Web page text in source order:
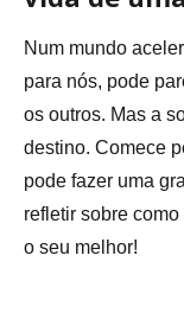
Num mundo
para nós, pode
os outros. Mas a
destino. Comece
pode fazer uma
refletir sobre
o seu melhor!